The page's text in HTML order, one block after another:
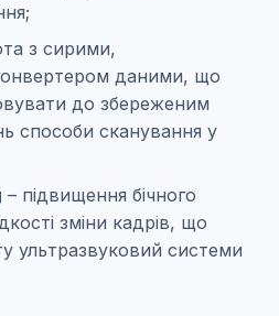
з сирими,
даними, що
до збереженим
способи сканування у
– підвищення бічного
зміни кадрів, що
ультразвуковий системи